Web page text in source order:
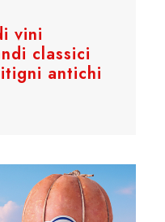
vini
classici
antichi